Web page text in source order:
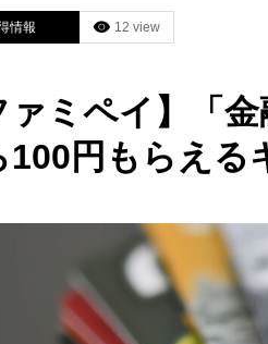
情報 12 view
ァミペイ】「
100円もらえる